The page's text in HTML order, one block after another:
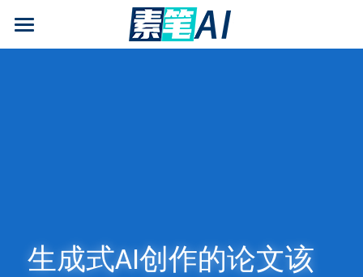
AI论文写作
AI知识专栏
生成式AI创作的论文该